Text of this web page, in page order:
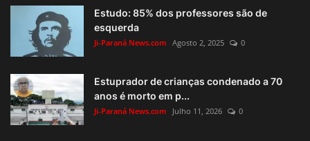
Estudo: 85% dos professores são de
esquerda
Ji-Paraná News.com Agosto 2, 2025 0
Estuprador de crianças condenado a 70
anos é morto em p...
Ji-Paraná News.com Julho 11, 2026 0